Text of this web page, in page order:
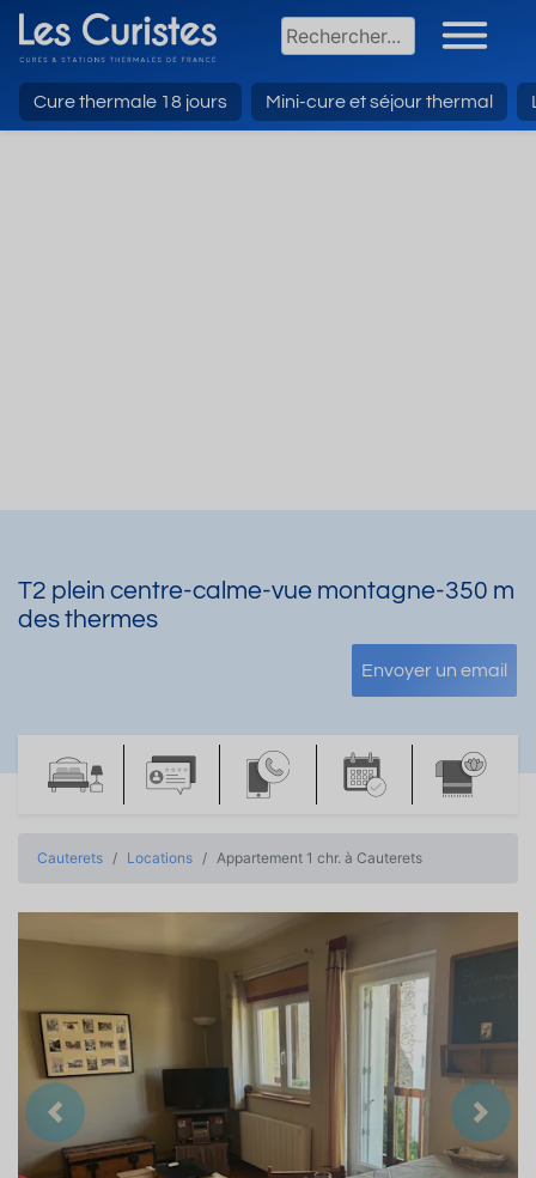
Cure thermale 18 jours Mini-cure et séjour thermal
T2 plein centre-calme-vue montagne-350 m
des thermes
Envoyer un email
Cauterets Locations Appartement 1 chr. à Cauterets
Précedent